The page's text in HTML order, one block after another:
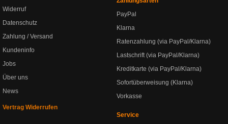
Widerruf
Datenschutz
Zahlung / Versand
Kundeninfo
Jobs
Über uns
News
Vertrag Widerrufen
PayPal
Klarna
Ratenzahlung (via PayPal/Klarna)
Lastschrift (via PayPal/Klarna)
Kreditkarte (via PayPal/Klarna)
Sofortüberweisung (Klarna)
Vorkasse
Service